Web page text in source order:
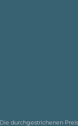
durchgestrichenen